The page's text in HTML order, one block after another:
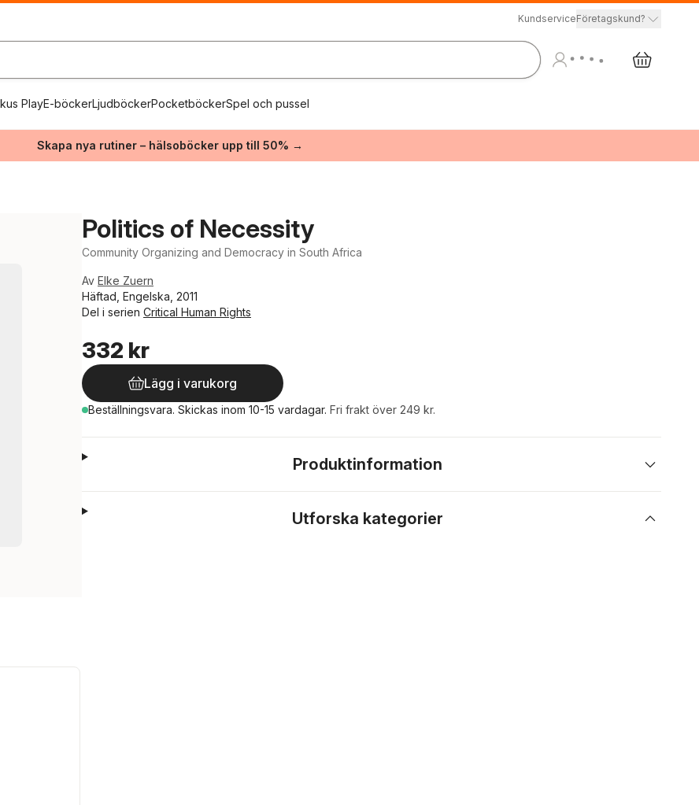
KundserviceFöretagskund?
PlayE-böckerLjudböckerPocketböckerSpel och pussel
Skapa nya rutiner – hälsoböcker upp till 50% →
Politics of Necessity
Community Organizing and Democracy in South Africa
Av Elke Zuern
Häftad, Engelska, 2011
Del i serien Critical Human Rights
332 kr
Lägg i varukorg
Beställningsvara. Skickas inom 10-15 vardagar. Fri frakt över 249 kr.
Produktinformation
Utforska kategorier